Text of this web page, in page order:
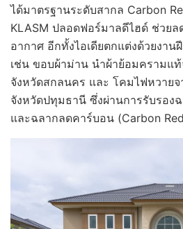
ได้มาตรฐานระดับสากล Carbon
KLASM ปลอดฟอร์มาลดีไฮด์ ช่วยล
อากาศ อีกทั้งไอเดียตกแต่งด้วยงา
เช่น ขอบผ้าม่าน นำผ้าย้อมครามแ
จังหวัดสกลนคร และ โคมไฟหวาย
จังหวัดปทุมธานี ซึ่งผ่านการรับรอง
และฉลากลดคาร์บอน (Carbon